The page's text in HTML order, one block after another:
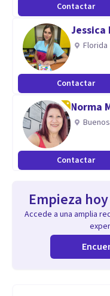
Contactar
Jessica
Florida
Contactar
Norma
Contactar
Empieza
Accede a una amplia